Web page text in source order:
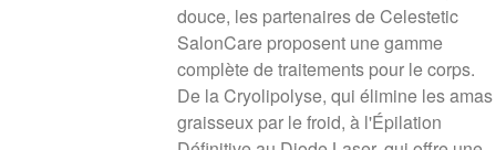
douce, les partenaires de Celestetic
SalonCare proposent une gamme
complète de traitements pour le corps.
De la Cryolipolyse, qui élimine les amas
graisseux par le froid, à l'Épilation